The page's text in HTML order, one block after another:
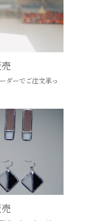
ダーでご注文承っ